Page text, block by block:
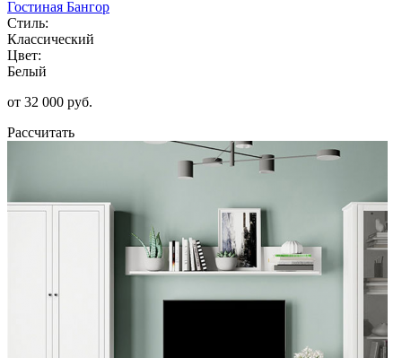
Гостиная Бангор
Стиль:
Классический
Цвет:
Белый
от 32 000 руб.
Рассчитать